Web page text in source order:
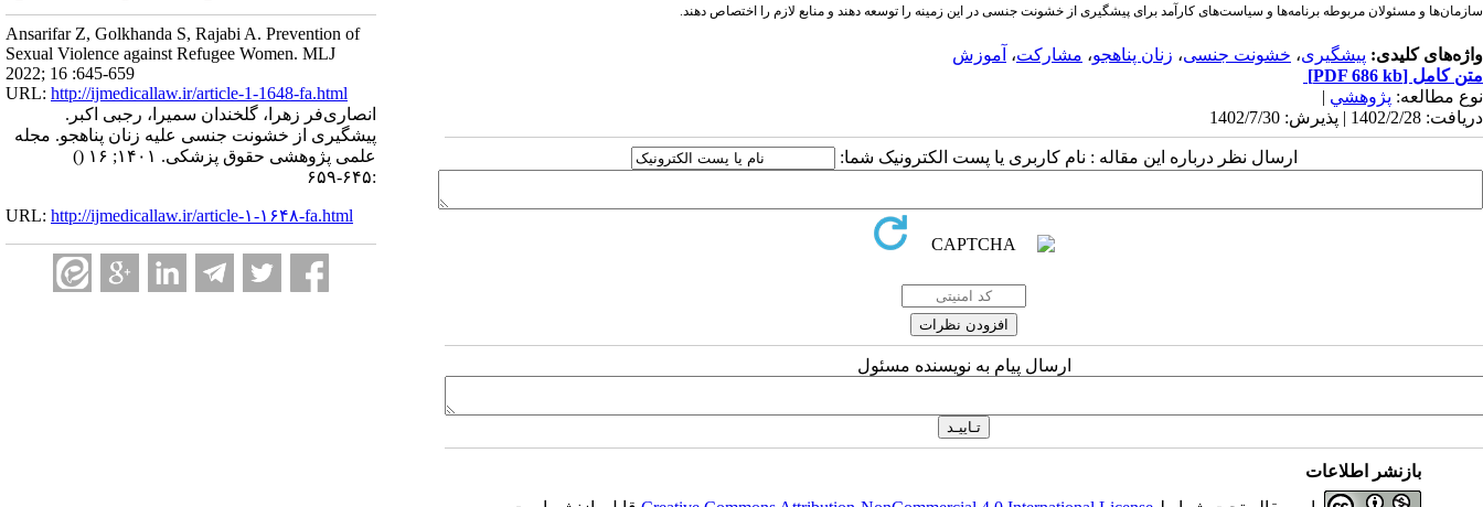
Ansarifar Z, Golkhanda S, Rajabi A. Prevention of
Sexual Violence against Refugee Women. MLJ
2022; 16 :645-659
URL: http://ijmedicallaw.ir/article-1-1648-fa.html
انصاری‌فر زهرا، گلخندان سمیرا، رجبی اکبر.
پیشگیری از خشونت جنسی علیه زنان پناهجو. مجله
علمی پژوهشی حقوق پزشکی. ۱۴۰۱; ۱۶
()
:۶۴۵-۶۵۹
URL: http://ijmedicallaw.ir/article-۱-۱۶۴۸-fa.html
سازمان‌ها و مسئولان مربوطه برنامه‌ها و سیاست‌های کارآمد برای پیشگیری از خشونت جنسی در این زمینه را توسعه دهند و منابع لازم را اختصاص دهند.
واژه‌های کلیدی: پیشگیری، خشونت جنسی، زنان پناهجو، مشارکت، آموزش
متن کامل [PDF 686 kb]
نوع مطالعه: پژوهشي |
دریافت: 1402/2/28 | پذیرش: 1402/7/30
ارسال نظر درباره این مقاله : نام کاربری یا پست الکترونیک شما:
ارسال پیام به نویسنده مسئول
بازنشر اطلاعات